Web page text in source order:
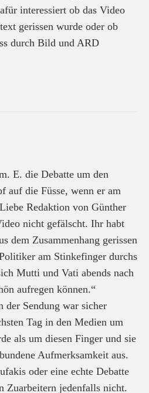
interessiert ob das Video
gerissen wurde oder ob
durch Bild und ARD
E. die Debatte um den
auf die Füsse, wenn er am
Redaktion von Günther
nicht gefälscht. Ihr habt
dem Zusammenhang gerissen
am Stinkefinger durchs
Mutti und Vati abends nach
aufregen können.“
der Sendung war sicher
Tag in den Medien um
als um diesen Finger und sie
Aufmerksamkeit aus.
oder eine echte Debatte
Zuarbeitern jedenfalls nicht.